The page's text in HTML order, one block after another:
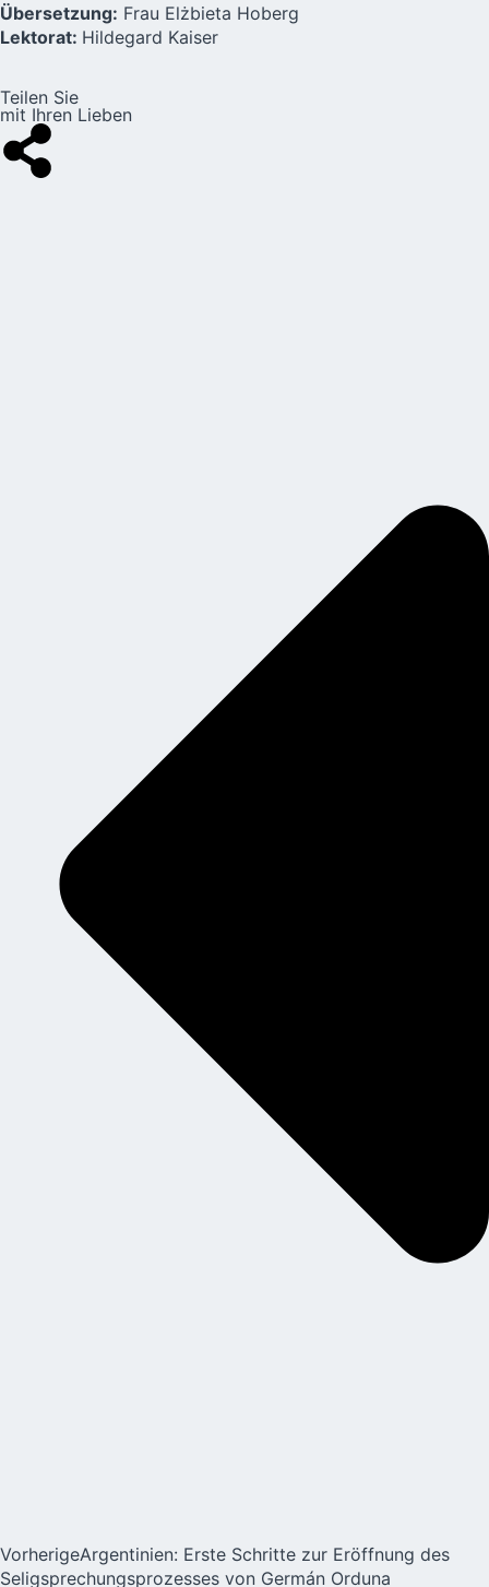
Übersetzung: Frau Elżbieta Hoberg
Lektorat: Hildegard Kaiser
Teilen Sie
mit Ihren Lieben
VorherigeArgentinien: Erste Schritte zur Eröffnung des
Seligsprechungsprozesses von Germán Orduna